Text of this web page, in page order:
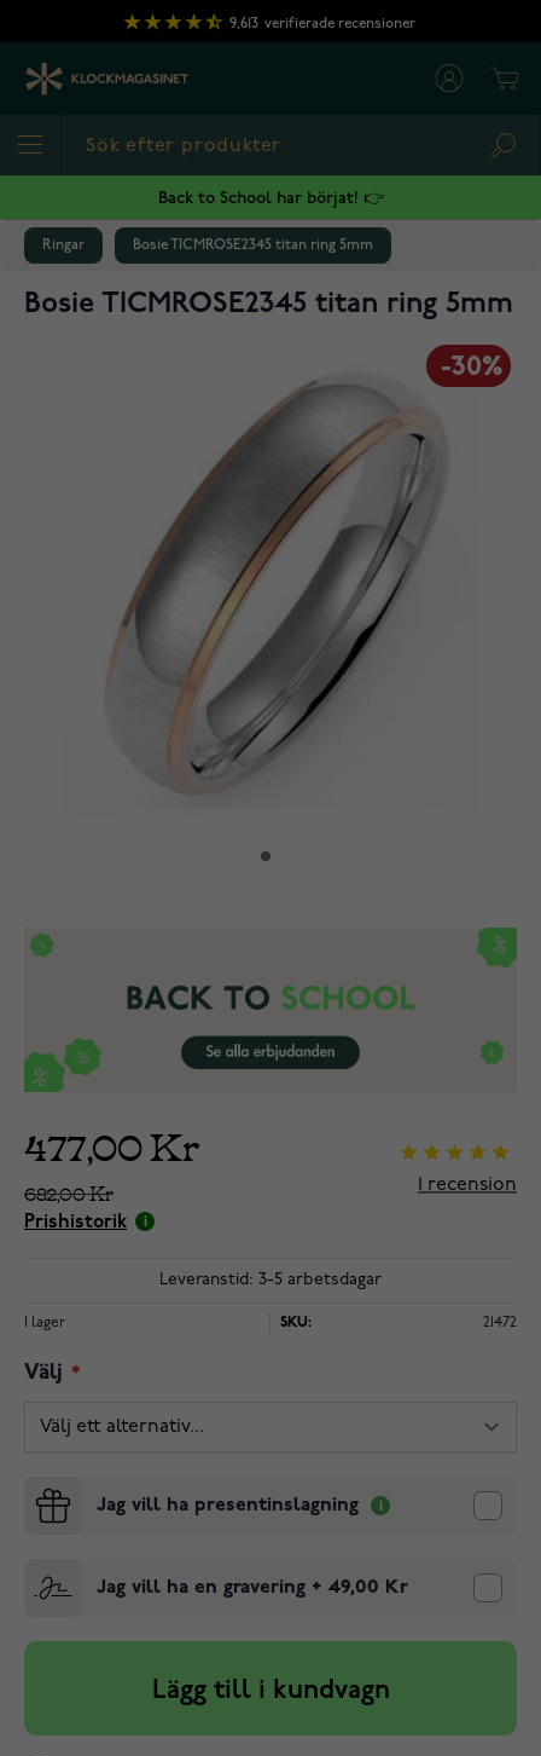
Hoppa till innehållet
9,613 verifierade recensioner
Back to School har börjat! 👉
Ringar Bosie TICMROSE2345 titan ring 5mm
Bosie TICMROSE2345 titan ring 5mm
-30%
477,00 Kr
682,00 Kr
Prishistorik
recension
Leveranstid: 3-5 arbetsdagar
I lager SKU: 21472
Välj
Jag vill ha presentinslagning
Jag vill ha en gravering + 49,00 Kr
Lägg till i kundvagn